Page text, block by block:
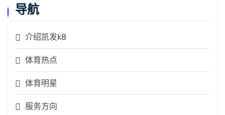
导航
介绍凯发k8
体育热点
体育明星
服务方向